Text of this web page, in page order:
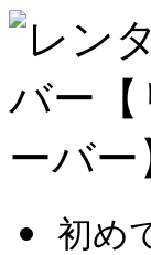
初め